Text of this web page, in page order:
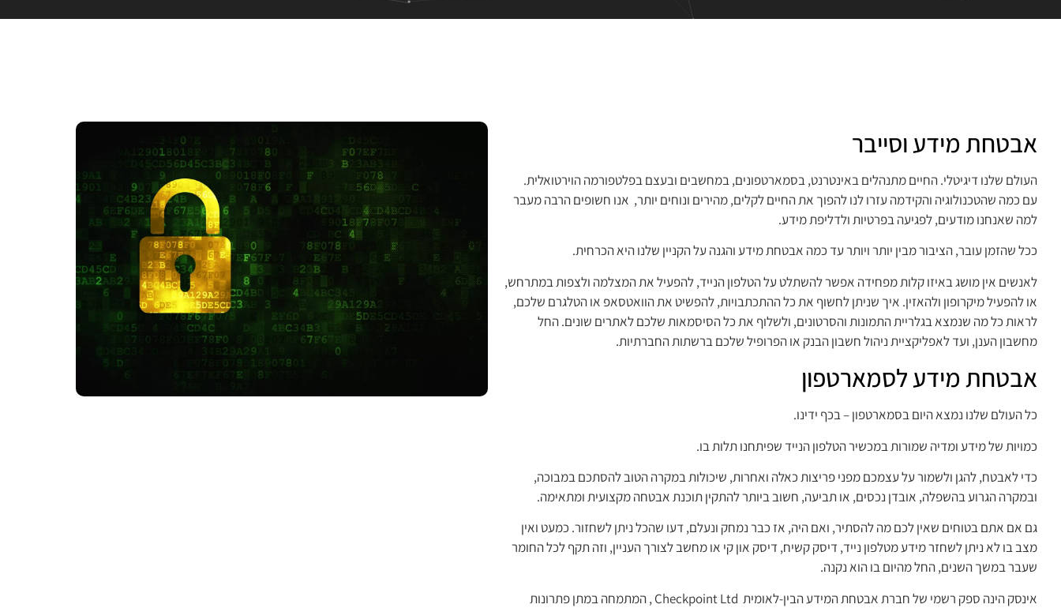
אבטחת מידע וסייבר
העולם שלנו דיגיטלי. החיים מתנהלים באינטרנט, בסמארטפונים, במחשבים ובעצם בפלטפורמה הוירטואלית.
עם כמה שהטכנולוגיה והקידמה עזרו לנו להפוך את החיים לקלים, מהירים ונוחים יותר, אנו חשופים הרבה מעבר
למה שאנחנו מודעים, לפגיעה בפרטיות ולדליפת מידע.
ככל שהזמן עובר, הציבור מבין יותר ויותר עד כמה אבטחת מידע והגנה על הקניין שלנו היא הכרחית.
לאנשים אין מושג באיזו קלות מפחידה אפשר להשתלט על הטלפון הנייד, להפעיל את המצלמה ולצפות במתרחש,
או להפעיל מיקרופון ולהאזין. איך שניתן לחשוף את כל ההתכתבויות, להפשיט את הוואטסאפ או הטלגרם שלכם,
לראות כל מה שנמצא בגלריית התמונות והסרטונים, ולשלוף את כל הסיסמאות שלכם לאתרים שונים. החל
מחשבון הענן, ועד לאפליקציית ניהול חשבון הבנק או הפרופיל שלכם ברשתות החברתיות.
אבטחת מידע לסמארטפון
כל העולם שלנו נמצא היום בסמארטפון – בכף ידינו.
כמויות של מידע ומדיה שמורות במכשיר הטלפון הנייד שפיתחנו תלות בו.
כדי לאבטח, להגן ולשמור על עצמכם מפני פריצות כאלה ואחרות, שיכולות במקרה הטוב להסתכם במבוכה,
ובמקרה הגרוע בהשפלה, אובדן נכסים, או תביעה, חשוב ביותר להתקין תוכנת אבטחה מקצועית ומתאימה.
גם אם אתם בטוחים שאין לכם מה להסתיר, ואם היה, אז כבר נמחק ונעלם, דעו שהכל ניתן לשחזור. כמעט ואין
מצב בו לא ניתן לשחזר מידע מטלפון נייד, דיסק קשיח, דיסק און קי או מחשב לצורך העניין, וזה תקף לכל החומר
שעבר במשך השנים, החל מהיום בו הוא נקנה.
אינסק הינה ספק רשמי של חברת אבטחת המידע הבין-לאומית Checkpoint Ltd , המתמחה במתן פתרונות